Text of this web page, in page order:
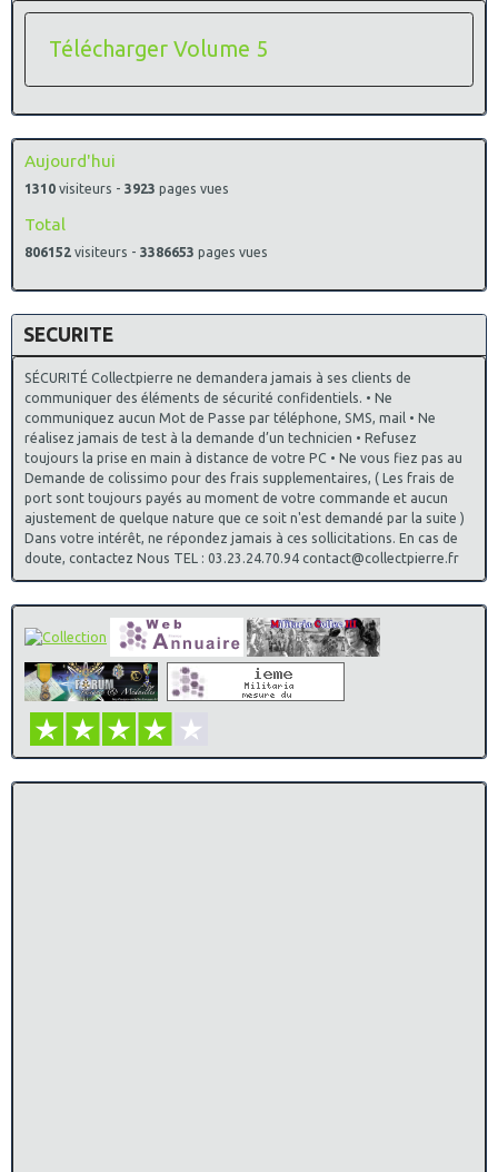
Télécharger Volume 5
Aujourd'hui
1310 visiteurs - 3923 pages vues
Total
806152 visiteurs - 3386653 pages vues
SECURITE
SÉCURITÉ Collectpierre ne demandera jamais à ses clients de
communiquer des éléments de sécurité confidentiels. • Ne
communiquez aucun Mot de Passe par téléphone, SMS, mail • Ne
réalisez jamais de test à la demande d’un technicien • Refusez
toujours la prise en main à distance de votre PC • Ne vous fiez pas au
Demande de colissimo pour des frais supplementaires, ( Les frais de
port sont toujours payés au moment de votre commande et aucun
ajustement de quelque nature que ce soit n'est demandé par la suite )
Dans votre intérêt, ne répondez jamais à ces sollicitations. En cas de
doute, contactez Nous TEL : 03.23.24.70.94 contact@collectpierre.fr